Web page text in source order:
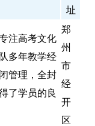
址
注高考文化
多年教学经
管理，全封
了学员的良
郑
州
市
经
开
区